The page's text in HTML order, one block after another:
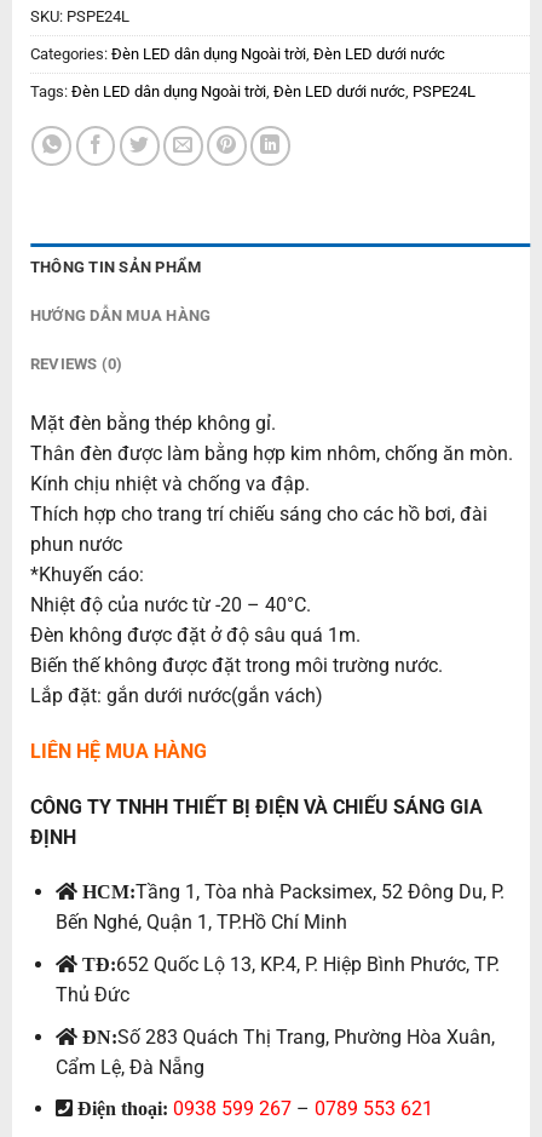
SKU: PSPE24L
Categories: Đèn LED dân dụng Ngoài trời, Đèn LED dưới nước
Tags: Đèn LED dân dụng Ngoài trời, Đèn LED dưới nước, PSPE24L
THÔNG TIN SẢN PHẨM
HƯỚNG DẪN MUA HÀNG
REVIEWS (0)
Mặt đèn bằng thép không gỉ.
Thân đèn được làm bằng hợp kim nhôm, chống ăn mòn.
Kính chịu nhiệt và chống va đập.
Thích hợp cho trang trí chiếu sáng cho các hồ bơi, đài
phun nước
*Khuyến cáo:
Nhiệt độ của nước từ -20 – 40°C.
Đèn không được đặt ở độ sâu quá 1m.
Biến thế không được đặt trong môi trường nước.
Lắp đặt: gắn dưới nước(gắn vách)
LIÊN HỆ MUA HÀNG
CÔNG TY TNHH THIẾT BỊ ĐIỆN VÀ CHIẾU SÁNG GIA
ĐỊNH
HCM:Tầng 1, Tòa nhà Packsimex, 52 Đông Du, P.
Bến Nghé, Quận 1, TP.Hồ Chí Minh
TĐ:652 Quốc Lộ 13, KP.4, P. Hiệp Bình Phước, TP.
Thủ Đức
ĐN:Số 283 Quách Thị Trang, Phường Hòa Xuân,
Cẩm Lệ, Đà Nẵng
Điện thoại: 0938 599 267– 0789 553 621